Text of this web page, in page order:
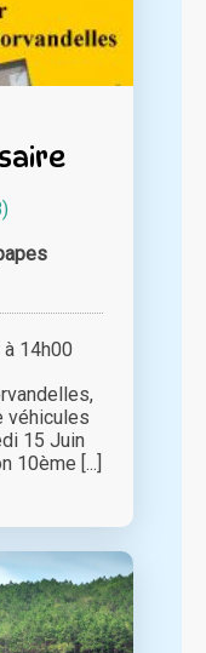
14h00
véhicules
15 Juin
10ème [...]